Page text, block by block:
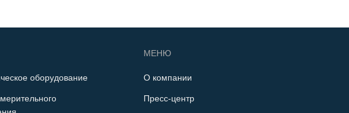
оборудование
МЕНЮ
О компании
Пресс-центр